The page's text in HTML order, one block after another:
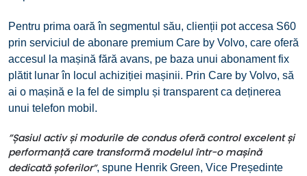
Pentru prima oară în segmentul său, clienții pot accesa S60
prin serviciul de abonare premium Care by Volvo, care oferă
accesul la mașină fără avans, pe baza unui abonament fix
plătit lunar în locul achiziției mașinii. Prin Care by Volvo, să
ai o mașină e la fel de simplu și transparent ca deținerea
unui telefon mobil.
”Șasiul activ și modurile de condus oferă control excelent și
performanță care transformă modelul într-o mașină
dedicată șoferilor”, spune Henrik Green, Vice Președinte